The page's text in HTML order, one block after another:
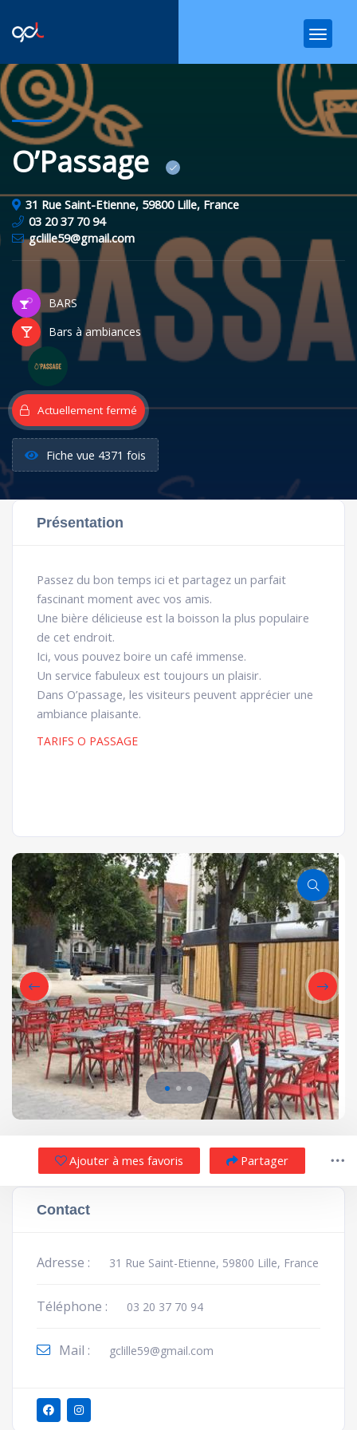
O’Passage
31 Rue Saint-Etienne, 59800 Lille, France
03 20 37 70 94
gclille59@gmail.com
BARS
Bars à ambiances
Actuellement fermé
Fiche vue 4371 fois
Présentation
Passez du bon temps ici et partagez un parfait
fascinant moment avec vos amis.
Une bière délicieuse est la boisson la plus populaire
de cet endroit.
Ici, vous pouvez boire un café immense.
Un service fabuleux est toujours un plaisir.
Dans O’passage, les visiteurs peuvent apprécier une
ambiance plaisante.
TARIFS O PASSAGE
Ajouter à mes favoris Partager
Contact
Adresse : 31 Rue Saint-Etienne, 59800 Lille, France
Téléphone : 03 20 37 70 94
Mail : gclille59@gmail.com